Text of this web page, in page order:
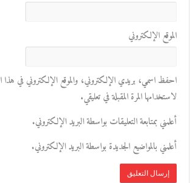
الموقع الإلكتروني
احفظ اسمي، بريدي الإلكتروني، والموقع الإلكتروني في هذا
لاستخدامها المرة المقبلة في تعليقي.
أعلمني بمتابعة التعليقات بواسطة البريد الإلكتروني.
أعلمني بالمواضيع الجديدة بواسطة البريد الإلكتروني.